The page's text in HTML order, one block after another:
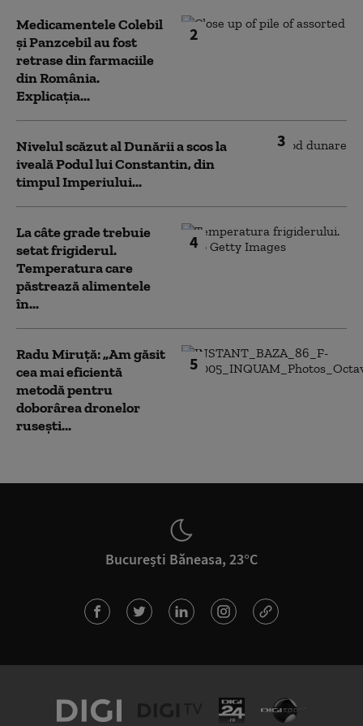
2
Medicamentele Colebil
și Panzcebil au fost
retrase din farmaciile
din România.
Explicația...
3
Nivelul scăzut al Dunării a scos la
iveală Podul lui Constantin, din
timpul Imperiului...
4
La câte grade trebuie
setat frigiderul.
Temperatura care
păstrează alimentele
în...
5
Radu Miruță: „Am găsit
cea mai eficientă
metodă pentru
doborârea dronelor
rusești...
București Băneasa, 23°C